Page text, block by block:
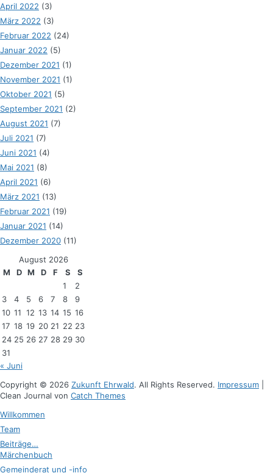
April 2022 (3)
März 2022 (3)
Februar 2022 (24)
Januar 2022 (5)
Dezember 2021 (1)
November 2021 (1)
Oktober 2021 (5)
September 2021 (2)
August 2021 (7)
Juli 2021 (7)
Juni 2021 (4)
Mai 2021 (8)
April 2021 (6)
März 2021 (13)
Februar 2021 (19)
Januar 2021 (14)
Dezember 2020 (11)
August 2026
M
D M D F S
S
1
2
3
4 5 6 7 8
9
10 11 12 13 14 15 16
17 18 19 20 21 22 23
24 25 26 27 28 29 30
31
« Juni
Copyright © 2026 Zukunft Ehrwald. All Rights Reserved. Impressum
Clean Journal von Catch Themes
scrollen
Willkommen
Team
Beiträge…
Märchenbuch
Gemeinderat und -info